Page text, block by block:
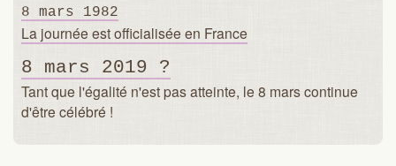
8 mars 1982
La journée est officialisée en France
8 mars 2019 ?
Tant que l'égalité n'est pas atteinte, le 8 mars continue
d'être célébré !